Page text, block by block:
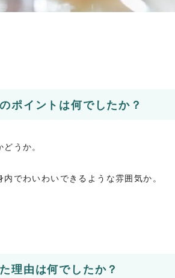
ポイントは何でしたか？
うか。
でわいわいできるような雰囲気か。
理由は何でしたか？